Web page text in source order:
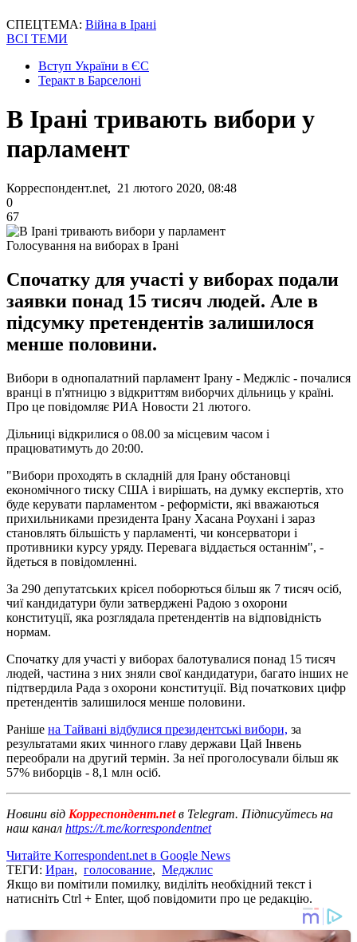
СПЕЦТЕМА: Війна в Ірані
ВСІ ТЕМИ
Вступ України в ЄС
Теракт в Барселоні
В Ірані тривають вибори у
парламент
Корреспондент.net, 21 лютого 2020, 08:48
0
67
Голосування на виборах в Ірані
Спочатку для участі у виборах подали
заявки понад 15 тисяч людей. Але в
підсумку претендентів залишилося
менше половини.
Вибори в однопалатний парламент Ірану - Меджліс - почалися
вранці в п'ятницю з відкриттям виборчих дільниць у країні.
Про це повідомляє РИА Новости 21 лютого.
Дільниці відкрилися о 08.00 за місцевим часом і
працюватимуть до 20:00.
"Вибори проходять в складній для Ірану обстановці
економічного тиску США і вирішать, на думку експертів, хто
буде керувати парламентом - реформісти, які вважаються
прихильниками президента Ірану Хасана Роухані і зараз
становлять більшість у парламенті, чи консерватори і
противники курсу уряду. Перевага віддається останнім", -
йдеться в повідомленні.
За 290 депутатських крісел поборються більш як 7 тисяч осіб,
чиї кандидатури були затверджені Радою з охорони
конституції, яка розглядала претендентів на відповідність
нормам.
Спочатку для участі у виборах балотувалися понад 15 тисяч
людей, частина з них зняли свої кандидатури, багато інших не
підтвердила Рада з охорони конституції. Від початкових цифр
претендентів залишилося менше половини.
Раніше на Тайвані відбулися президентські вибори, за
результатами яких чинного главу держави Цай Інвень
переобрали на другий термін. За неї проголосували більш як
57% виборців - 8,1 млн осіб.
Новини від Корреспондент.netв Telegram. Підписуйтесь на
наш канал https://t.me/korrespondentnet
Читайте Korrespondent.net в Google News
ТЕГИ: Иран, голосование, Меджлис
Якщо ви помітили помилку, виділіть необхідний текст і
натисніть Ctrl + Enter, щоб повідомити про це редакцію.